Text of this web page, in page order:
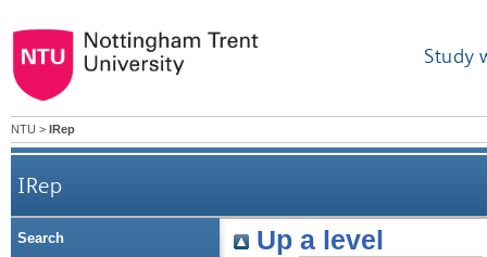
Study
NTU > IRep
IRep
Up a level
Search